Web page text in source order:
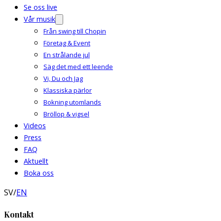
Se oss live
Vår musik
Från swing till Chopin
Företag & Event
En strålande jul
Säg det med ett leende
Vi, Du och Jag
Klassiska pärlor
Bokning utomlands
Bröllop & vigsel
Videos
Press
FAQ
Aktuellt
Boka oss
SV/EN
Kontakt